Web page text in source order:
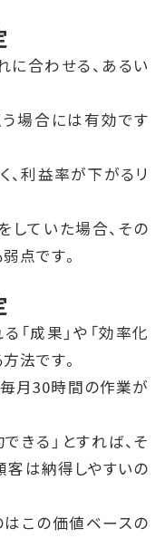
に合わせる、あるい
場合には有効です
、利益率が下がるリ
していた場合、その
点です。
「成果」や「効率化
法です。
月30時間の作業が
きる」とすれば、そ
客は納得しやすいの
この価値ベースの